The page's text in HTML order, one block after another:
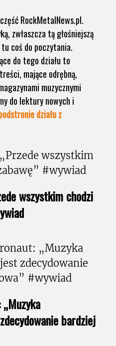
RockMetalNews.pl.
zwłaszcza tą głośniejszą
coś do poczytania.
do tego działu to
mające odrębną,
muzycznymi
do lektury nowych i
działu z
wszystkim chodzi
bardziej